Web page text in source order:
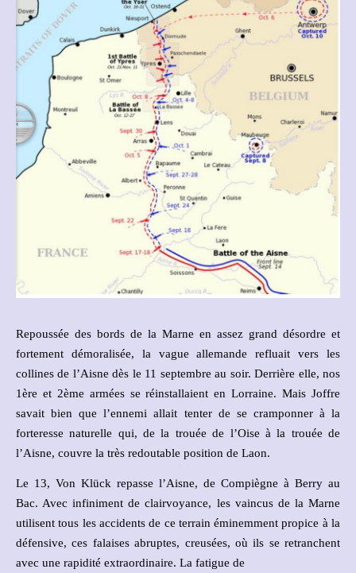
Repoussée des bords de la Marne en assez grand désordre et
fortement démoralisée, la vague allemande refluait vers les
collines de l’Aisne dès le 11 septembre au soir. Derrière elle, nos
1ère et 2ème armées se réinstallaient en Lorraine. Mais Joffre
savait bien que l’ennemi allait tenter de se cramponner à la
forteresse naturelle qui, de la trouée de l’Oise à la trouée de
l’Aisne, couvre la très redoutable position de Laon.
Le 13, Von Klück repasse l’Aisne, de Compiègne à Berry au
Bac. Avec infiniment de clairvoyance, les vaincus de la Marne
utilisent tous les accidents de ce terrain éminemment propice à la
défensive, ces falaises abruptes, creusées, où ils se retranchent
avec une rapidité extraordinaire. La fatigue de